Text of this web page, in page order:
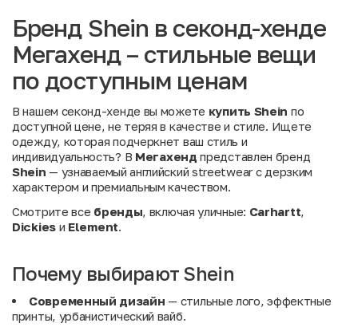
Бренд Shein в секонд-хенде
Мегахенд – стильные вещи
по доступным ценам
В нашем секонд-хенде вы можете купить Shein по
доступной цене, не теряя в качестве и стиле. Ищете
одежду, которая подчеркнет ваш стиль и
индивидуальность? В Мегахенд представлен бренд
Shein — узнаваемый английский streetwear с дерзким
характером и премиальным качеством.
Смотрите все бренды , включая уличные: Carhartt
Dickiesи Element
Почему выбирают Shein
Современный дизайн — стильные лого, эффектные
принты, урбанистический вайб.